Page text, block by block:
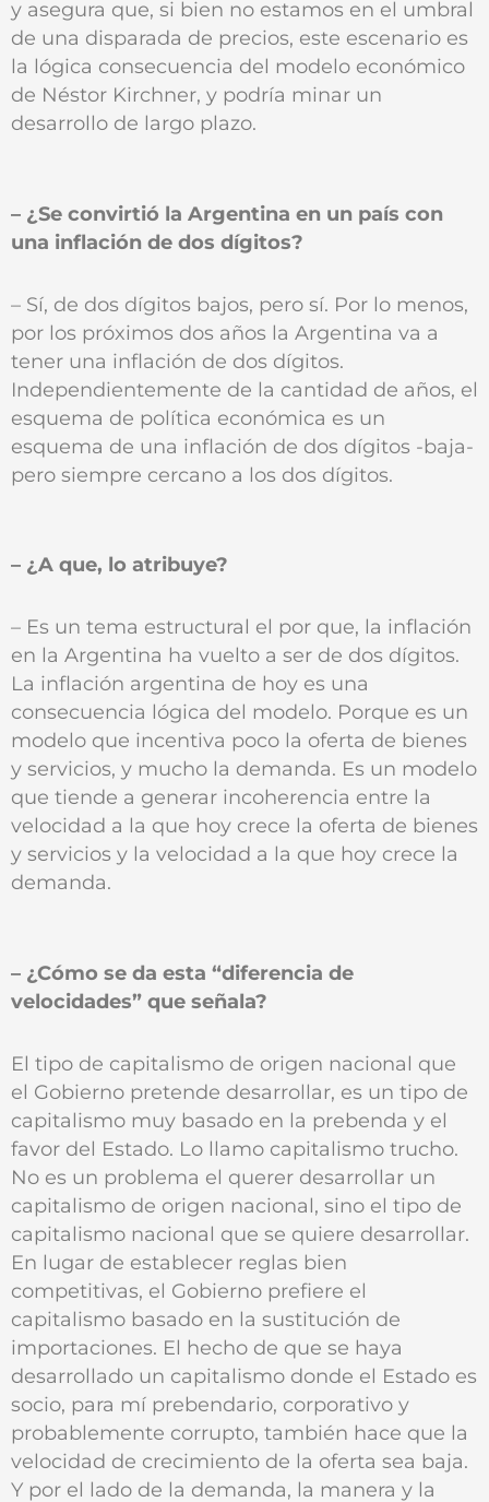
y asegura que, si bien no estamos en el umbral
de una disparada de precios, este escenario es
la lógica consecuencia del modelo económico
de Néstor Kirchner, y podría minar un
desarrollo de largo plazo.
– ¿Se convirtió la Argentina en un país con
una inflación de dos dígitos?
– Sí, de dos dígitos bajos, pero sí. Por lo menos,
por los próximos dos años la Argentina va a
tener una inflación de dos dígitos.
Independientemente de la cantidad de años, el
esquema de política económica es un
esquema de una inflación de dos dígitos -baja-
pero siempre cercano a los dos dígitos.
– ¿A que‚ lo atribuye?
– Es un tema estructural el por que‚ la inflación
en la Argentina ha vuelto a ser de dos dígitos.
La inflación argentina de hoy es una
consecuencia lógica del modelo. Porque es un
modelo que incentiva poco la oferta de bienes
y servicios, y mucho la demanda. Es un modelo
que tiende a generar incoherencia entre la
velocidad a la que hoy crece la oferta de bienes
y servicios y la velocidad a la que hoy crece la
demanda.
– ¿Cómo se da esta “diferencia de
velocidades” que señala?
El tipo de capitalismo de origen nacional que
el Gobierno pretende desarrollar, es un tipo de
capitalismo muy basado en la prebenda y el
favor del Estado. Lo llamo capitalismo trucho.
No es un problema el querer desarrollar un
capitalismo de origen nacional, sino el tipo de
capitalismo nacional que se quiere desarrollar.
En lugar de establecer reglas bien
competitivas, el Gobierno prefiere el
capitalismo basado en la sustitución de
importaciones. El hecho de que se haya
desarrollado un capitalismo donde el Estado es
socio, para mí prebendario, corporativo y
probablemente corrupto, también hace que la
velocidad de crecimiento de la oferta sea baja.
Y por el lado de la demanda, la manera y la